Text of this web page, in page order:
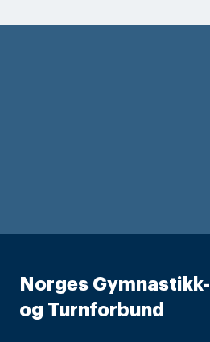
Norges Gymnastikk-
og Turnforbund